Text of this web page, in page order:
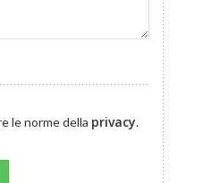
le norme della privacy.